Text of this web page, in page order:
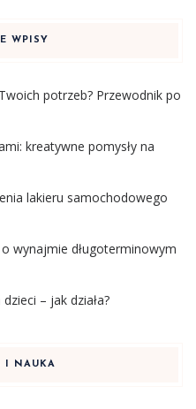
WPISY
potrzeb? Przewodnik po
kreatywne pomysły na
lakieru samochodowego
wynajmie długoterminowym
– jak działa?
I NAUKA